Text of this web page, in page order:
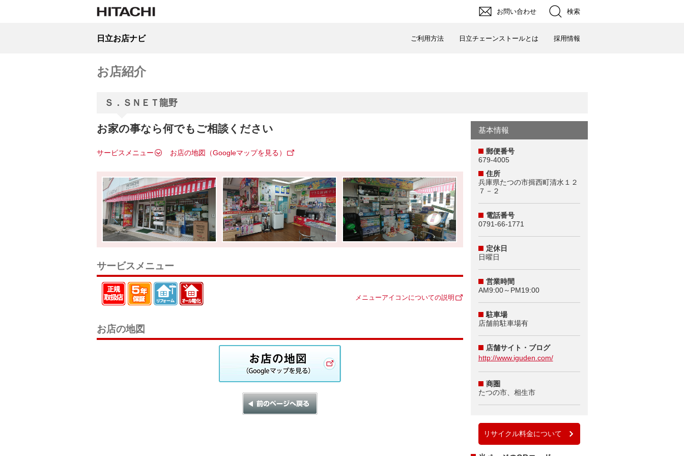
お問い合わせ 検索
日立お店ナビ ご利用方法 日立チェーンストールとは 採用情報
お店紹介
Ｓ．ＳＮＥＴ龍野
お家の事なら何でもご相談ください
サービスメニュー お店の地図（Googleマップを見る）
サービスメニュー
メニューアイコンについての説明
お店の地図
基本情報
郵便番号
679-4005
住所
兵庫県たつの市揖西町清水１２
７－２
電話番号
0791-66-1771
定休日
日曜日
営業時間
AM9:00～PM19:00
駐車場
店舗前駐車場有
店舗サイト・ブログ
http://www.iguden.com/
商圏
たつの市、相生市
リサイクル料金について